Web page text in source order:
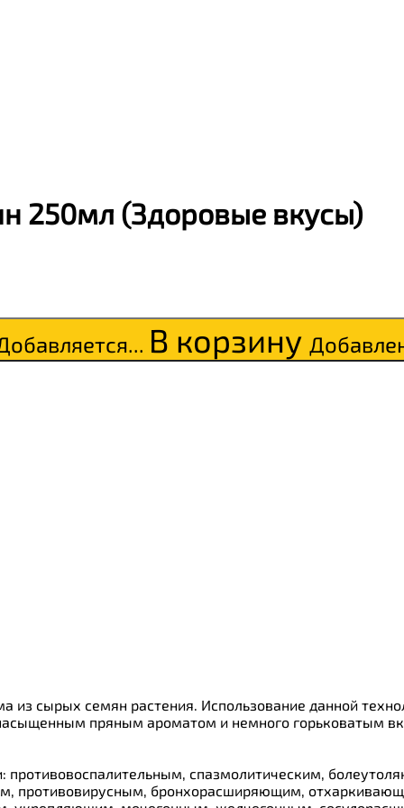
Chikapie
250мл (Здоровые вкусы)
В корзину
сырых семян растения. Использование данной
пряным ароматом и немного горьковатым
спазмолитическим,
противовирусным, бронхорасширяющим,